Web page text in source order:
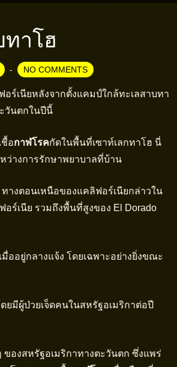
าโฮ
NO COMMENTS
อร์เนียหลังจากตั้งแคมป์ใกล้ทะเลสาบทา
วันตกในปีนี้
อกาฬโรคกัดในพื้นที่เซาท์เลกทาโฮ นี่
ว่างการรักษาพยาบาลที่บ้าน
างตอนเหนือของแคลิฟอร์เนียกล่าวใน
ร์เนีย รวมถึงพื้นที่สูงของ El Dorado
ออยู่กลางแจ้ง โดยเฉพาะอย่างยิ่งขณะ
ยมีผู้ป่วยเจ็ดคนในสหรัฐอเมริกาต่อปี
องสหรัฐอเมริกาทางตะวันตก ซึ่งแพร่